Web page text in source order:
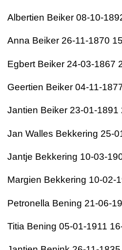
Albertien Beiker 08-10-
Anna Beiker 26-11-1870
Egbert Beiker 24-03-1867
Geertien Beiker 04-11-
Jantien Beiker 23-01-1891
Jan Walles Bekkering 25-
Jantje Bekkering 10-03-
Margien Bekkering 10-02-
Petronella Bening 21-06-
Titia Bening 05-01-1911